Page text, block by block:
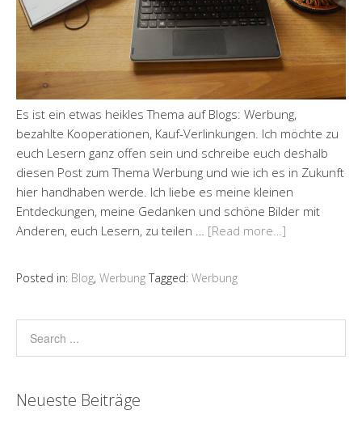
Es ist ein etwas heikles Thema auf Blogs: Werbung,
bezahlte Kooperationen, Kauf-Verlinkungen. Ich möchte zu
euch Lesern ganz offen sein und schreibe euch deshalb
diesen Post zum Thema Werbung und wie ich es in Zukunft
hier handhaben werde. Ich liebe es meine kleinen
Entdeckungen, meine Gedanken und schöne Bilder mit
Anderen, euch Lesern, zu teilen … [Read more…]
Posted in: Blog, Werbung Tagged: Werbung
Neueste Beiträge